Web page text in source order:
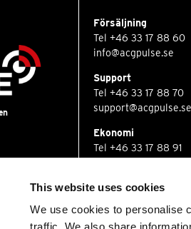
This website uses cookies
We use cookies to personalise
Försäljning
Tel +46 33 17 88 60
info@acgpulse.se
Support
Tel +46 33 17 88 70
support@acgpulse.se
Ekonomi
Tel +46 33 17 88 91